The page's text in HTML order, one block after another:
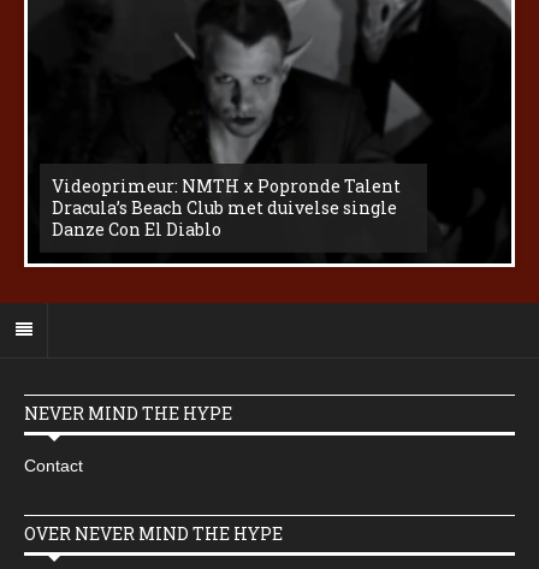
Videoprimeur: NMTH x Popronde Talent
Dracula’s Beach Club met duivelse single
Danze Con El Diablo
NEVER MIND THE HYPE
Contact
OVER NEVER MIND THE HYPE